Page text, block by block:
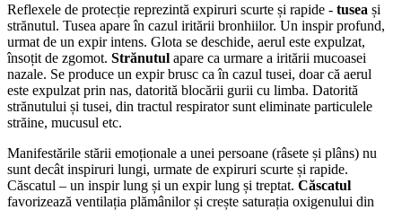
Reflexele de protecție reprezintă expiruri scurte și rapide - tusea și
strănutul. Tusea apare în cazul iritării bronhiilor. Un inspir profund,
urmat de un expir intens. Glota se deschide, aerul este expulzat,
însoțit de zgomot. Strănutul apare ca urmare a iritării mucoasei
nazale. Se produce un expir brusc ca în cazul tusei, doar că aerul
este expulzat prin nas, datorită blocării gurii cu limba. Datorită
strănutului și tusei, din tractul respirator sunt eliminate particulele
străine, mucusul etc.
Manifestările stării emoționale a unei persoane (râsete și plâns) nu
sunt decât inspiruri lungi, urmate de expiruri scurte și rapide.
Căscatul – un inspir lung și un expir lung și treptat. Căscatul
favorizează ventilația plămânilor și crește saturația oxigenului din